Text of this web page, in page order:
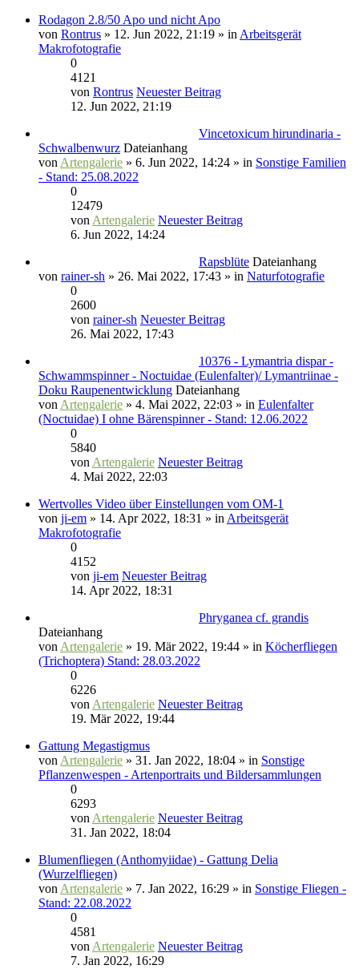
Rodagon 2.8/50 Apo und nicht Apo
von Rontrus » 12. Jun 2022, 21:19 » in Arbeitsgerät
Makrofotografie
0
4121
von Rontrus Neuester Beitrag
12. Jun 2022, 21:19
Vincetoxicum hirundinaria -
Schwalbenwurz Dateianhang
von Artengalerie » 6. Jun 2022, 14:24 » in Sonstige Familien
- Stand: 25.08.2022
0
12479
von Artengalerie Neuester Beitrag
6. Jun 2022, 14:24
Rapsblüte Dateianhang
von rainer-sh » 26. Mai 2022, 17:43 » in Naturfotografie
0
2600
von rainer-sh Neuester Beitrag
26. Mai 2022, 17:43
10376 - Lymantria dispar -
Schwammspinner - Noctuidae (Eulenfalter)/ Lymantriinae -
Doku Raupenentwicklung Dateianhang
von Artengalerie » 4. Mai 2022, 22:03 » in Eulenfalter
(Noctuidae) I ohne Bärenspinner - Stand: 12.06.2022
0
5840
von Artengalerie Neuester Beitrag
4. Mai 2022, 22:03
Wertvolles Video über Einstellungen vom OM-1
von ji-em » 14. Apr 2022, 18:31 » in Arbeitsgerät
Makrofotografie
0
4152
von ji-em Neuester Beitrag
14. Apr 2022, 18:31
Phryganea cf. grandis
Dateianhang
von Artengalerie » 19. Mär 2022, 19:44 » in Köcherfliegen
(Trichoptera) Stand: 28.03.2022
0
6226
von Artengalerie Neuester Beitrag
19. Mär 2022, 19:44
Gattung Megastigmus
von Artengalerie » 31. Jan 2022, 18:04 » in Sonstige
Pflanzenwespen - Artenportraits und Bildersammlungen
0
6293
von Artengalerie Neuester Beitrag
31. Jan 2022, 18:04
Blumenfliegen (Anthomyiidae) - Gattung Delia
(Wurzelfliegen)
von Artengalerie » 7. Jan 2022, 16:29 » in Sonstige Fliegen -
Stand: 22.08.2022
0
4581
von Artengalerie Neuester Beitrag
7. Jan 2022, 16:29